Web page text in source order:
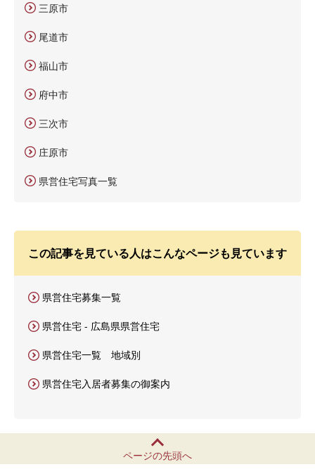
三原市
尾道市
福山市
府中市
三次市
庄原市
県営住宅写真一覧
この記事を見ている人はこんなページも見ています
県営住宅募集一覧
県営住宅 - 広島県県営住宅
県営住宅一覧 地域別
県営住宅入居者募集の御案内
ページの先頭へ